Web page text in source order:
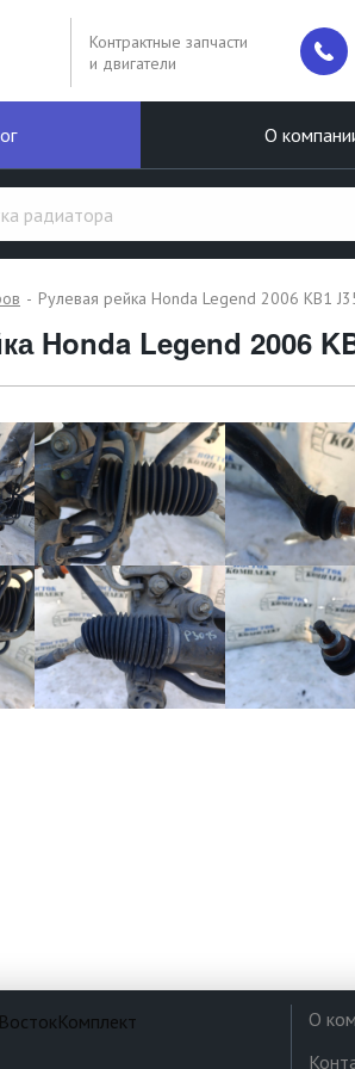
Контрактные запчасти
и двигатели
О
Рулевая рейка Honda Legend 2006 KB1
Honda Legend 2006
О